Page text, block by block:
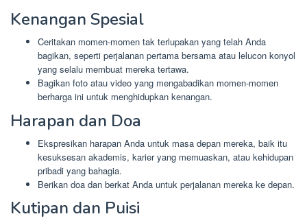
Kenangan Spesial
Ceritakan momen-momen tak terlupakan yang telah Anda
bagikan, seperti perjalanan pertama bersama atau lelucon konyol
yang selalu membuat mereka tertawa.
Bagikan foto atau video yang mengabadikan momen-momen
berharga ini untuk menghidupkan kenangan.
Harapan dan Doa
Ekspresikan harapan Anda untuk masa depan mereka, baik itu
kesuksesan akademis, karier yang memuaskan, atau kehidupan
pribadi yang bahagia.
Berikan doa dan berkat Anda untuk perjalanan mereka ke depan.
Kutipan dan Puisi